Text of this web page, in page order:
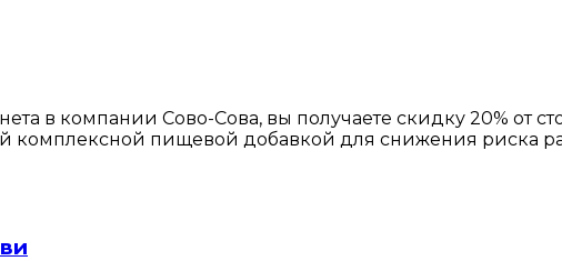
в компании Сово-Сова, вы получаете скидку 20% от
комплексной пищевой добавкой для снижения риска